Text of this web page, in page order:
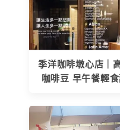
季洋咖啡墩心店｜
咖啡豆 早午餐輕